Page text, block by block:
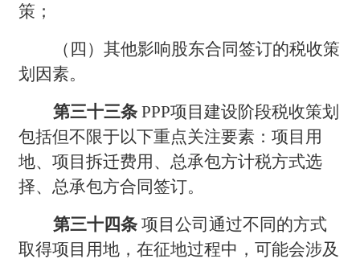
策；
（四）其他影响股东合同签订的税收策
划因素。
第三十三条PPP项目建设阶段税收策划
包括但不限于以下重点关注要素：项目用
地、项目拆迁费用、总承包方计税方式选
择、总承包方合同签订。
第三十四条项目公司通过不同的方式
取得项目用地，在征地过程中，可能会涉及